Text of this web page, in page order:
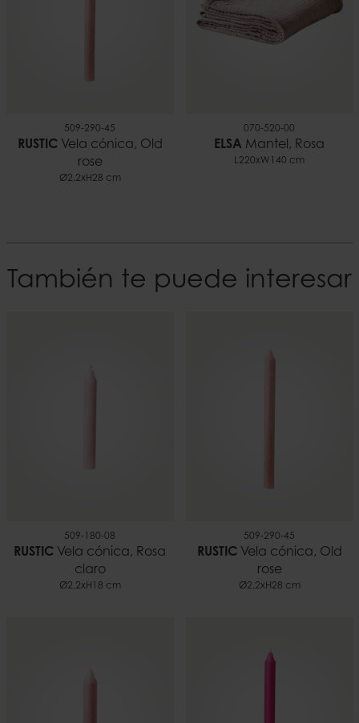
509-290-45
RUSTICVela cónica, Old
rose
Ø2,2xH28 cm
070-520-00
ELSA Mantel, Rosa
L220xW140 cm
También te puede interesar
509-180-08
RUSTIC Vela cónica, Rosa
claro
Ø2,2xH18 cm
509-290-45
RUSTICVela cónica, Old
rose
Ø2,2xH28 cm